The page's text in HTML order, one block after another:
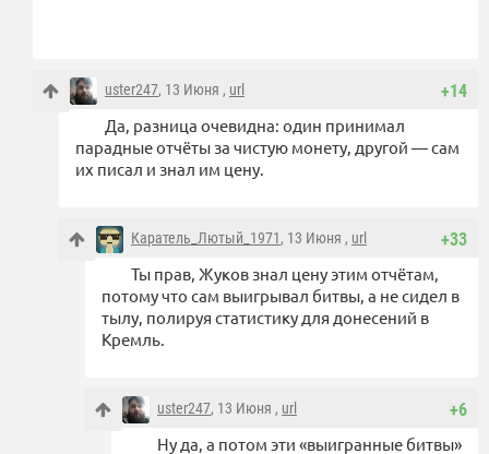
+14
uster247, 13 Июня , url
Да, разница очевидна: один принимал
парадные отчёты за чистую монету, другой — сам
их писал и знал им цену.
+33
Каратель_Лютый_1971, 13 Июня , url
Ты прав, Жуков знал цену этим отчётам,
потому что сам выигрывал битвы, а не сидел в
тылу, полируя статистику для донесений в
Кремль.
+6
uster247, 13 Июня , url
Ну да, а потом эти «выигранные битвы»